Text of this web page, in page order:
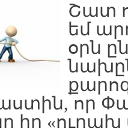
Շատ
եմ
օրն
որ
իր